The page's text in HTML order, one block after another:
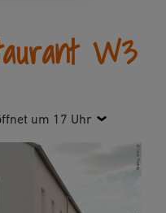
W3
um 17 Uhr